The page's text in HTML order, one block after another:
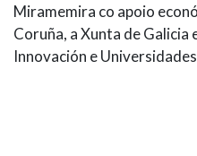
Miramemira co apoio
Coruña, a Xunta de Galicia
Innovación e